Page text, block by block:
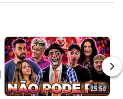
25:50